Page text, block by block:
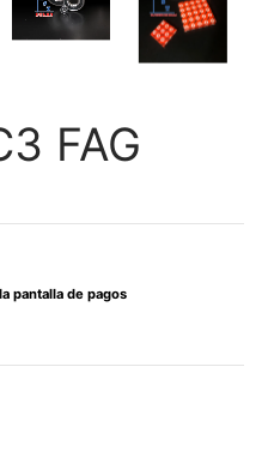
FAG
pantalla de pagos